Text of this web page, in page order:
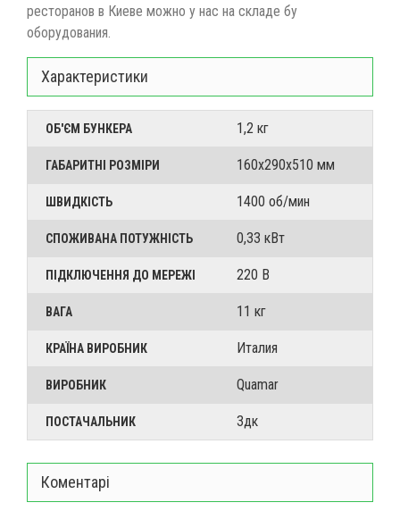
ресторанов в Киеве можно у нас на складе бу
оборудования.
Характеристики
ОБ'ЄМ БУНКЕРА 1,2 кг
ГАБАРИТНІ РОЗМІРИ 160х290х510 мм
ШВИДКІСТЬ 1400 об/мин
СПОЖИВАНА ПОТУЖНІСТЬ 0,33 кВт
ПІДКЛЮЧЕННЯ ДО МЕРЕЖІ 220 В
ВАГА 11 кг
КРАЇНА ВИРОБНИК Италия
ВИРОБНИК Quamar
ПОСТАЧАЛЬНИК 3дк
Коментарі